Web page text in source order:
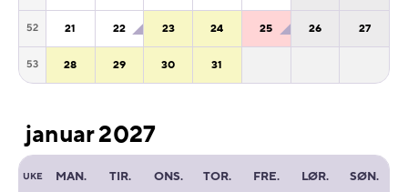
52 21 22 23 24 25 26 27
53 28 29 30 31
januar 2027
UKE MAN. TIR. ONS. TOR. FRE. LØR. SØN.